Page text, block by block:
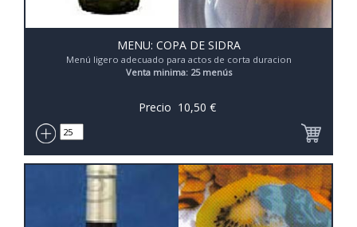
MENU: COPA DE SIDRA
Menú ligero adecuado para actos de corta duracion
Venta minima: 25 menús
Precio 10,50 €